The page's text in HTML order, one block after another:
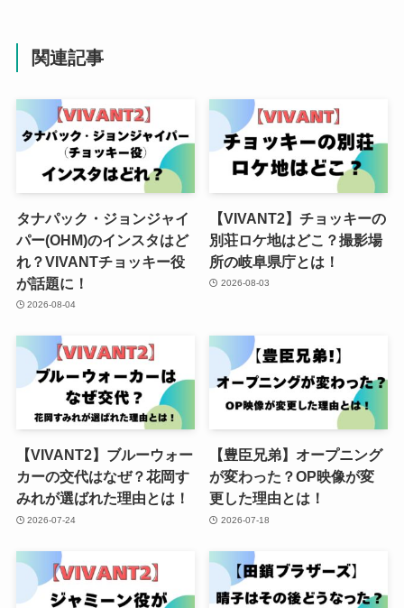
関連記事
タナパック・ジョンジャイ
パー(OHM)のインスタはど
れ？VIVANTチョッキー役
が話題に！
2026-08-04
【VIVANT2】チョッキーの
別荘ロケ地はどこ？撮影場
所の岐阜県庁とは！
2026-08-03
【VIVANT2】ブルーウォー
カーの交代はなぜ？花岡す
みれが選ばれた理由とは！
2026-07-24
【豊臣兄弟】オープニング
が変わった？OP映像が変
更した理由とは！
2026-07-18